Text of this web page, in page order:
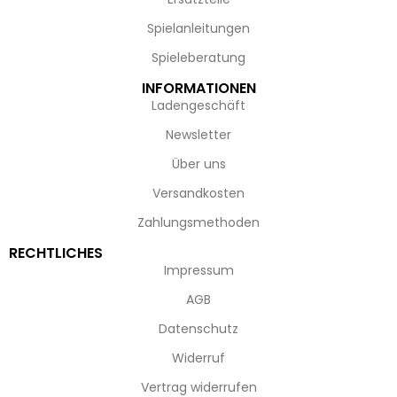
Spielanleitungen
Spieleberatung
INFORMATIONEN
Ladengeschäft
Newsletter
Über uns
Versandkosten
Zahlungsmethoden
RECHTLICHES
Impressum
AGB
Datenschutz
Widerruf
Vertrag widerrufen